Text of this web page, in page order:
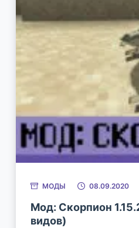
МОДЫ 08.09.2020
Мод: Скорпион
видов)